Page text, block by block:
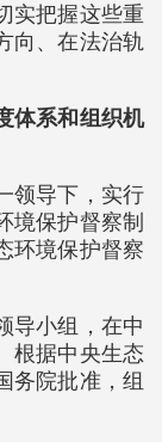
实把握这些重
向、在法治轨
体系和组织机
领导下，实行
境保护督察制
环境保护督察
导小组，在中
根据中央生态
务院批准，组